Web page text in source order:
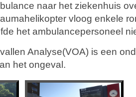
naar het ziekenhuis
vloog enkele
het ambulancepersoneel
Analyse(VOA) is een
het ongeval.